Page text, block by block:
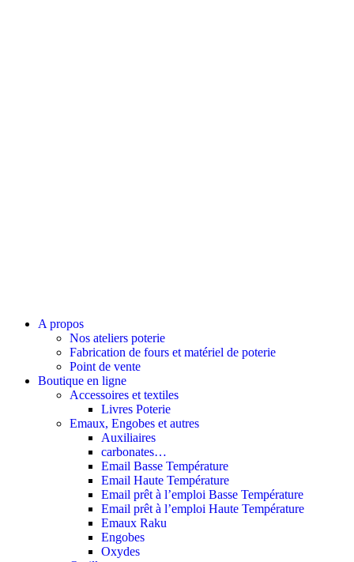
A propos
Nos ateliers poterie
Fabrication de fours et matériel de poterie
Point de vente
Boutique en ligne
Accessoires et textiles
Livres Poterie
Emaux, Engobes et autres
Auxiliaires
carbonates…
Email Basse Température
Email Haute Température
Email prêt à l’emploi Basse Température
Email prêt à l’emploi Haute Température
Emaux Raku
Engobes
Oxydes